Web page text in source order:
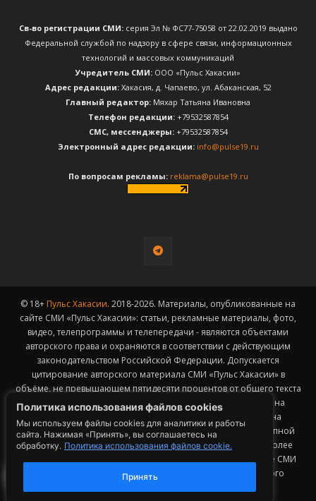
Политика использования файлов cookies
Мы используем файлы cookies для аналитики и работы
сайта. Нажимая «Принять», вы соглашаетесь на
обработку. Политика использования файлов cookie.
Принять
Св-во регистрации СМИ:серия Эл № ФС77-75058 от 22.02.2019 выдано
Федеральной службой по надзору в сфере связи, информационных
технологий и массовых коммуникаций
Учредитель СМИ: ООО «Пульс Хакасии»
Адрес редакции:Хакасия, д. Чапаево, ул. Абаканская, 52
Главный редактор: Мяхар Татьяна Ивановна
Телефон редакции:+79532587854
CМС, мессенджеры:+79532587854
Электронный адрес редакции: info@pulse19.ru
По вопросам рекламы: reklama@pulse19.ru
© 18+ Пульс Хакасии. 2018-2026. Материалы, опубликованные на
сайте СМИ «Пульс Хакасии»: статьи, рекламные материалы, фото,
видео, телепрограммы и телепередачи - являются объектами
авторского права и охраняются в соответствии с действующим
законодательством Российской Федерации. Допускается
цитирование авторского материала СМИ «Пульс Хакасии» в
объёме, не превышающем пятидесяти процентов от общего текста
публикации с обязательным размещением гиперссылки на
страницу заимствования материала. Гиперссылка должна
размещаться в тексте цитируемого материала и быть доступной
для индексации поисковыми системами. Заимствование более
50% общего объема материала, опубликованного на сайте СМИ
«Пульс Хакасии», возможно исключительно с письменного